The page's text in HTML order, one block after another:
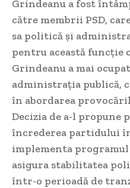
Grindeanu a fost
către membrii PSD,
sa politică și
pentru această funcție
Grindeanu a mai
administrația publică,
în abordarea
Decizia de a-l propune
încrederea partidului
implementa programul
asigura stabilitatea
într-o perioadă de